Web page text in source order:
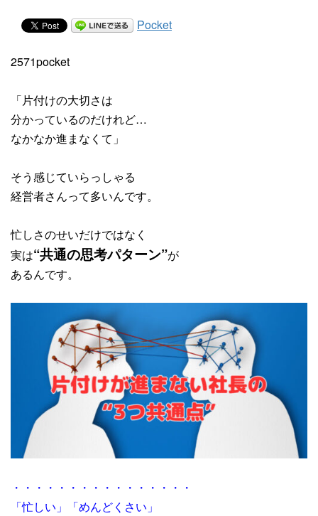
Pocket
2571pocket
「片付けの大切さは
分かっているのだけれど…
なかなか進まなくて」
そう感じていらっしゃる
経営者さんって多いんです。
忙しさのせいだけではなく
実は“共通の思考パターン”が
あるんです。
・・・・・・・・・・・・・・・・
「忙しい」「めんどくさい」